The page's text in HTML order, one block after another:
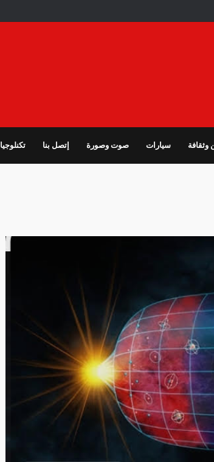
وثقافة سيارات صوت وصورة إتصل بنا تكنلوجيا